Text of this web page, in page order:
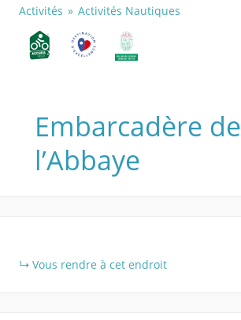
Activités Activités Nautiques
Embarcadère de
l’Abbaye
Vous rendre à cet endroit